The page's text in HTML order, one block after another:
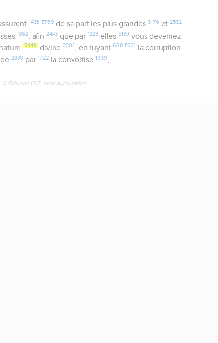
1433 5769 de sa part les plus grandes 3176 et 2532
1862 , afin2443 que par 1223 elles 5130 vous deveniez
5449 divine2304, en fuyant668 5631 la corruption
2889 par1722 la convoitise1939,
© Éditions CLÉ, avec autorisation